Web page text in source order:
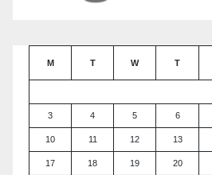
M T W T
3 4 5 6
10 11 12 13
17 18 19 20